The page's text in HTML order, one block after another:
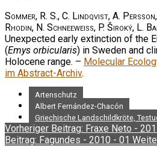
Sommer, R. S., C. Lindqvist, A.
Rhodin, N. Schneeweiss, P. Široký, L.
Unexpected early extinction of the
(Emys orbicularis) in Sweden and
Holocene range. – Molecular
im Abstract-Archiv.
Artenschutz
Albert Fernández-Chacón
Griechische Landschildkröte,
Vorheriger Beitrag: Fraxe Neto -
Beitrag: Fagundes - 2010 - 01